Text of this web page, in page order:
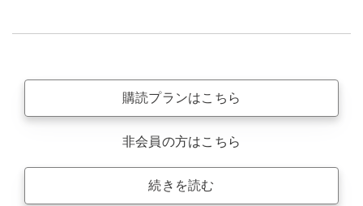
購読プランはこちら
非会員の方はこちら
続きを読む